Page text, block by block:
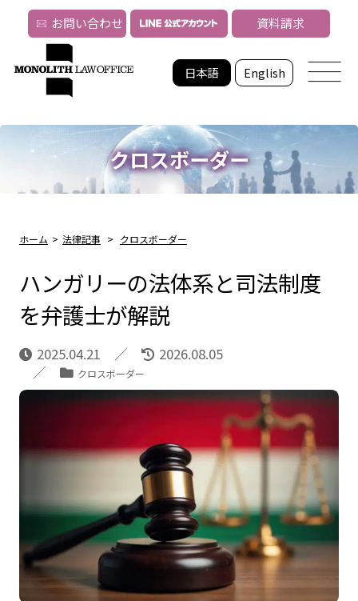
日本語 English
お問い合わせ 資料請求
クロスボーダー
ホーム > 法律記事 > クロスボーダー
ハンガリーの法体系と司法制度
を弁護士が解説
2025.04.21 2026.08.05
クロスボーダー